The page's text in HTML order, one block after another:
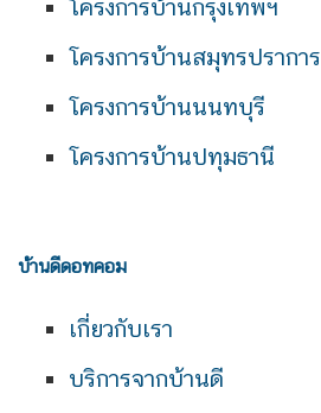
โครงการบ้านกรุงเทพฯ
โครงการบ้านสมุทรปราการ
โครงการบ้านนนทบุรี
โครงการบ้านปทุมธานี
บ้านดีดอทคอม
เกี่ยวกับเรา
บริการจากบ้านดี